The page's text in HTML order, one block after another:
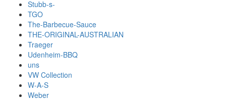
Stubb-s-
TGO
The-Barbecue-Sauce
THE-ORIGINAL-AUSTRALIAN
Traeger
Udenheim-BBQ
uns
VW Collection
W-A-S
Weber